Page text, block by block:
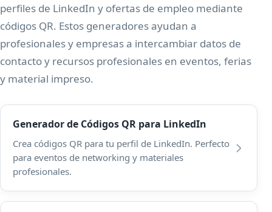
perfiles de LinkedIn y ofertas de empleo mediante
códigos QR. Estos generadores ayudan a
profesionales y empresas a intercambiar datos de
contacto y recursos profesionales en eventos, ferias
y material impreso.
Generador de Códigos QR para LinkedIn
Crea códigos QR para tu perfil de LinkedIn. Perfecto
para eventos de networking y materiales
profesionales.